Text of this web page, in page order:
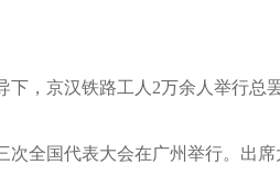
京汉铁路工人2万余人举行总罢
国代表大会在广州举行。出席